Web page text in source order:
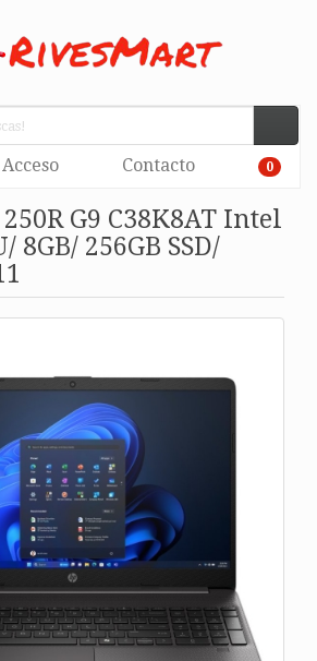
Acceso Contacto 0
G9 C38K8AT Intel
8GB/ 256GB SSD/